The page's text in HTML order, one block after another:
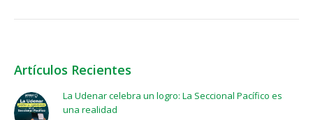
Artículos Recientes
La Udenar celebra un logro: La Seccional Pacífico es
una realidad